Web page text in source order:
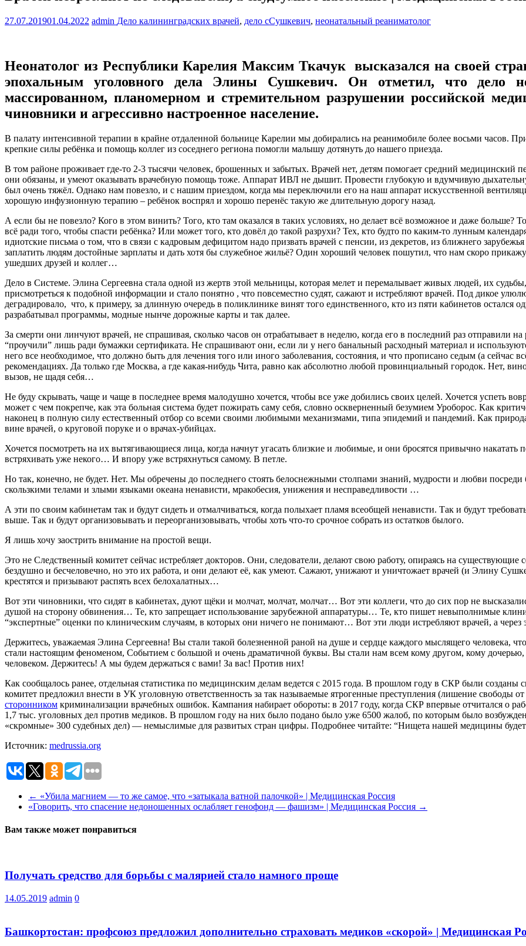
27.07.201901.04.2022 admin Дело калининградских врачей, дело сСушкевич, неонатальный реаниматолог
Неонатолог из Республики Карелия Максим Ткачук высказался на своей
эпохальным уголовного дела Элины Сушкевич. Он отметил, что дело
массированном, планомерном и стремительном разрушении российской
чиновники и агрессивно настроенное население.
В палату интенсивной терапии в крайне отдаленной больнице Карелии мы добирались на реанимобиле более восьми часов.
крепкие силы ребёнка и помощь коллег из соседнего региона помогли малышу дотянуть до нашего приезда.
В том районе проживает где-то 2-3 тысячи человек, брошенных и забытых. Врачей нет, детям помогает средний медицинский
они обязаны, и умеют оказывать врачебную помощь тоже. Аппарат ИВЛ не дышит. Провести глубокую и вдумчивую
был очень тяжёл. Однако нам повезло, и с нашим приездом, когда мы переключили его на наш аппарат искусственной
хорошую инфузионную терапию – ребёнок воспрял и хорошо перенёс такую же длительную дорогу назад.
А если бы не повезло? Кого в этом винить? Того, кто там оказался в таких условиях, но делает всё возможное и даже больше?
всё ради того, чтобы спасти ребёнка? Или может того, кто довёл до такой разрухи? Тех, кто будто по каким-то лунным
идиотские письма о том, что в связи с кадровым дефицитом надо призвать врачей с пенсии, из декретов, из ближнего
заплатить людям достойные зарплаты и дать хотя бы служебное жильё? Один хороший человек пошутил, что нам скоро
ушедших друзей и коллег…
Дело в Системе. Элина Сергеевна стала одной из жертв этой мельницы, которая мелет и перемалывает живых людей, их
присмотреться к подобной информации и стало понятно , что повсеместно судят, сажают и истребляют врачей. Под дикое
деградировало, что, к примеру, за длинную очередь в поликлинике винят того единственного, кто из пяти кабинетов остался
разрабатывал программы, модные нынче дорожные карты и так далее.
За смерти они линчуют врачей, не спрашивая, сколько часов он отрабатывает в неделю, когда его в последний раз отправили
“проучили” лишь ради бумажки сертификата. Не спрашивают они, если ли у него банальный расходный материал и
него все необходимое, что должно быть для лечения того или иного заболевания, состояния, и что прописано седым (а
рекомендациях. Да только где Москва, а где какая-нибудь Чита, равно как абсолютно любой провинциальный городок. Нет,
вызов, не щадя себя…
Не буду скрывать, чаще и чаще в последнее время малодушно хочется, чтобы все уже добились своих целей. Хочется успеть
может с чем покрепче, как эта больная система будет пожирать саму себя, словно оскверненный безумием Уроборос. Как
наконец в полную силу естественный отбор со всеми своими любимыми механизмами, типа эпидемий и пандемий. Как природа
вине врачей, о круговой поруке и о врачах-убийцах.
Хочется посмотреть на их вытягивающиеся лица, когда начнут угасать близкие и любимые, и они бросятся привычно
встряхивать уже некого… И впору уже встряхнуться самому. В петле.
Но так, конечно, не будет. Нет. Мы обречены до последнего стоять белоснежными столпами знаний, мудрости и любви
скользкими телами и злыми языками океана ненависти, мракобесия, унижения и несправедливости …
А эти по своим кабинетам так и будут сидеть и отмалчиваться, когда полыхает пламя всеобщей ненависти. Так и будут
выше. Так и будут организовывать и переорганизовывать, чтобы хоть что-то срочное собрать из остатков былого.
Я лишь хочу заострить внимание на простой вещи.
Это не Следственный комитет сейчас истребляет докторов. Они, следователи, делают свою работу, опираясь на
бездушно и бесчеловечно, но это их работа, и они делают её, как умеют. Сажают, унижают и уничтожает врачей (и Элину
крестятся и призывают распять всех белохалатных…
Вот эти чиновники, что сидят в кабинетах, дуют щёки и молчат, молчат, молчат… Вот эти коллеги, что до сих пор не
душой на сторону обвинения… Те, кто запрещает использование зарубежной аппаратуры… Те, кто пишет невыполнимые
“экспертные” оценки по клиническим случаям, в которых они ничего не понимают… Вот эти люди истребляют врачей, а через
Держитесь, уважаемая Элина Сергеевна! Вы стали такой болезненной раной на душе и сердце каждого мыслящего человека,
стали настоящим феноменом, Событием с большой и очень драматичной буквы. Вы стали нам всем кому другом, кому
человеком. Держитесь! А мы будем держаться с вами! За вас! Против них!
Как сообщалось ранее, отдельная статистика по медицинским делам ведется с 2015 года. В прошлом году в СКР были
комитет предложил внести в УК уголовную ответственность за так называемые ятрогенные преступления (лишение свободы
сторонником криминализации врачебных ошибок. Кампания набирает обороты: в 2017 году, когда СКР впервые отчитался о
1,7 тыс. уголовных дел против медиков. В прошлом году на них было подано было уже 6500 жалоб, по которым было
«скромные» 300 судебных дел) — немыслимые для развитых стран цифры. Подробнее читайте: “Нищета нашей медицины
Источник: medrussia.org
← «Убила магнием — то же самое, что «затыкала ватной палочкой» | Медицинская Россия
«Говорить, что спасение недоношенных ослабляет генофонд — фашизм» | Медицинская Россия →
Вам также может понравиться
Получать средство для борьбы с малярией стало намного проще
14.05.2019 admin 0
Башкортостан: профсоюз предложил дополнительно страховать медиков «скорой» | Медицинская